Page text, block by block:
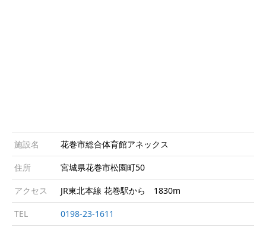
施設名 花巻市総合体育館アネックス
住所 宮城県花巻市松園町50
アクセス JR東北本線 花巻駅から 1830m
TEL 0198-23-1611